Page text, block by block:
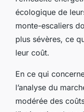
écologique de
monte-escaliers
plus sévères, ce
leur coût.
En ce qui
l’analyse du
modérée des